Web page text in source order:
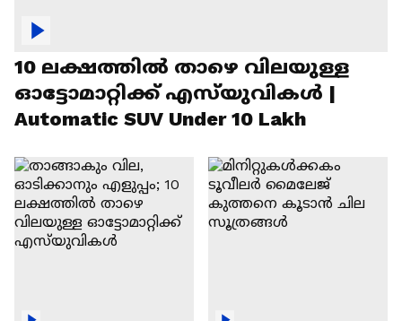
10 ലക്ഷത്തിൽ താഴെ വിലയുള്ള
ഓട്ടോമാറ്റിക്ക് എസ്‍യുവികൾ |
Automatic SUV Under 10 Lakh